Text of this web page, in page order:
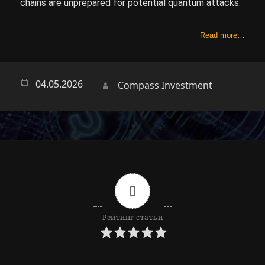
chains are unprepared for potential quantum attacks.
Read more…
04.05.2026 Автор
Compass Investment
0
Рейтинг статьи